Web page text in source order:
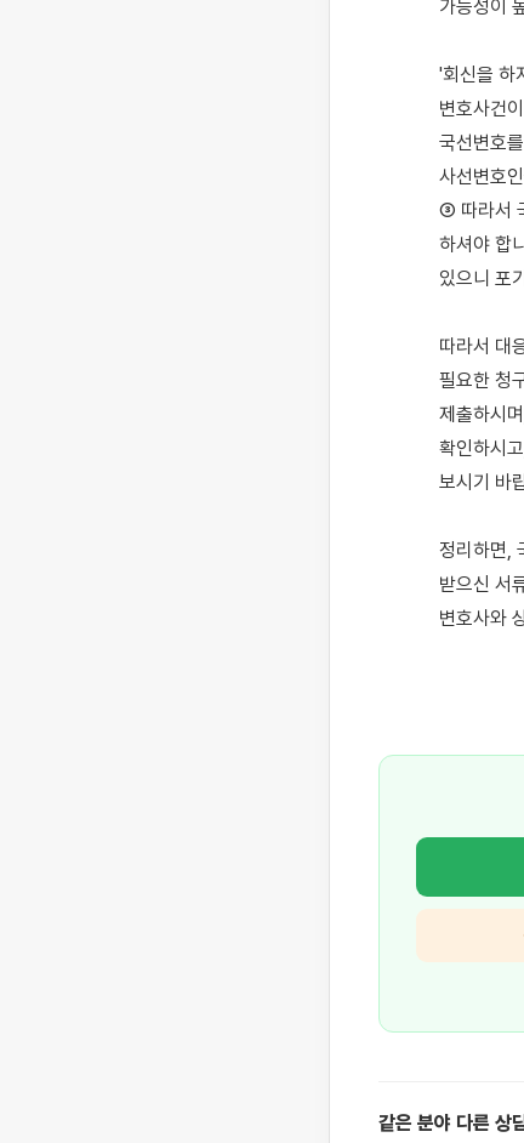
가능성이
'회신을 하
변호사건
국선변호
사선변호
③ 따라서
하셔야 합
있으니 포
따라서 대
필요한 청
제출하시
확인하시
보시기 바
정리하면,
받으신 서
변호사와
같은 분야 다른 상